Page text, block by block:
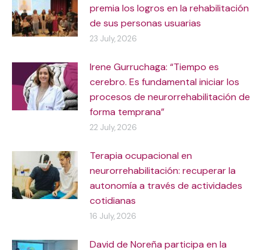
premia los logros en la rehabilitación
de sus personas usuarias
23 July, 2026
Irene Gurruchaga: “Tiempo es
cerebro. Es fundamental iniciar los
procesos de neurorrehabilitación de
forma temprana”
22 July, 2026
Terapia ocupacional en
neurorrehabilitación: recuperar la
autonomía a través de actividades
cotidianas
16 July, 2026
David de Noreña participa en la